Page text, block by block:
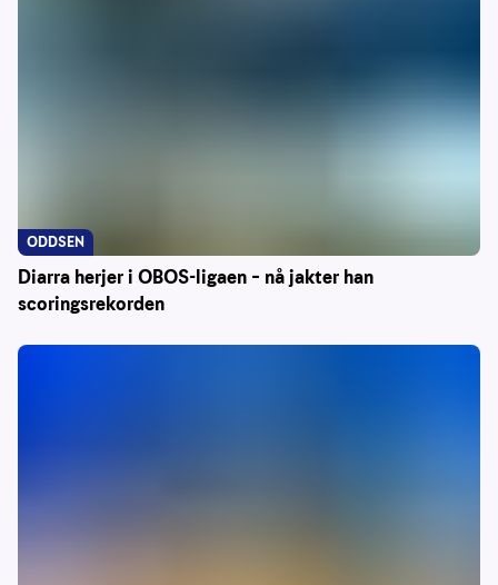
Diarra herjer i OBOS-ligaen – nå jakter han
scoringsrekorden
ODDSEN